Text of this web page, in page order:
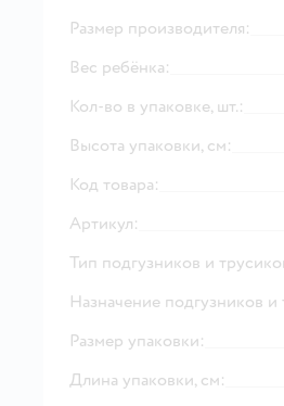
Размер производителя:
Вес ребёнка:
Кол-во в упаковке, шт.:
Высота упаковки, см:
Код товара:
Артикул:
Тип подгузников и
Назначение подгузников и
Размер упаковки:
Длина упаковки, см: